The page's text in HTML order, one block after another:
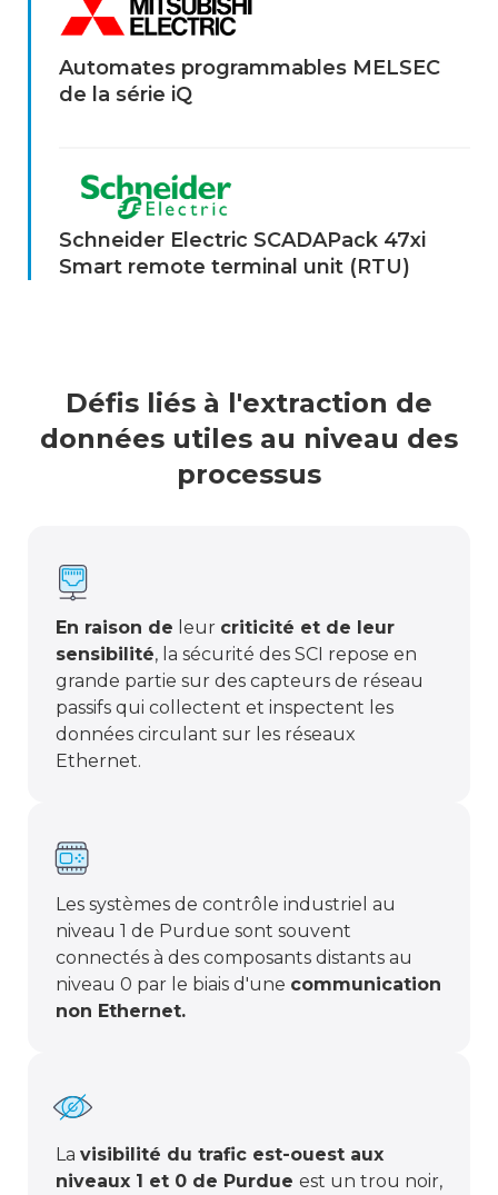
Automates programmables MELSEC
de la série iQ
Schneider Electric SCADAPack 47xi
Smart remote terminal unit (RTU)
Défis liés à l'extraction de
données utiles au niveau des
processus
En raison de leur criticité et de leur
sensibilité, la sécurité des SCI repose en
grande partie sur des capteurs de réseau
passifs qui collectent et inspectent les
données circulant sur les réseaux
Ethernet.
Les systèmes de contrôle industriel au
niveau 1 de Purdue sont souvent
connectés à des composants distants au
niveau 0 par le biais d'une communication
non Ethernet.
La visibilité du trafic est-ouest aux
niveaux 1 et 0 de Purdue est un trou noir,